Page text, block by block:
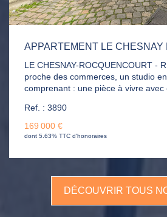
LE CHESNAY-ROCQUENCOURT -
proche des commerces, un studio
comprenant : une pièce à vivre avec coin cuisine
Double vitrage. Idéalement situé. A
Ref. : 3890
169 000 €
dont 5.63% TTC d'honoraires
DÉCOUVRIR TOUS